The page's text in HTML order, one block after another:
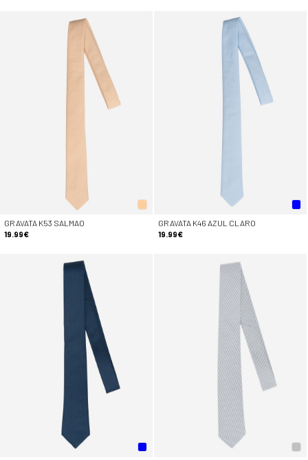
GRAVATA K53 SALMAO
19.99€
GRAVATA K46 AZUL CLARO
19.99€